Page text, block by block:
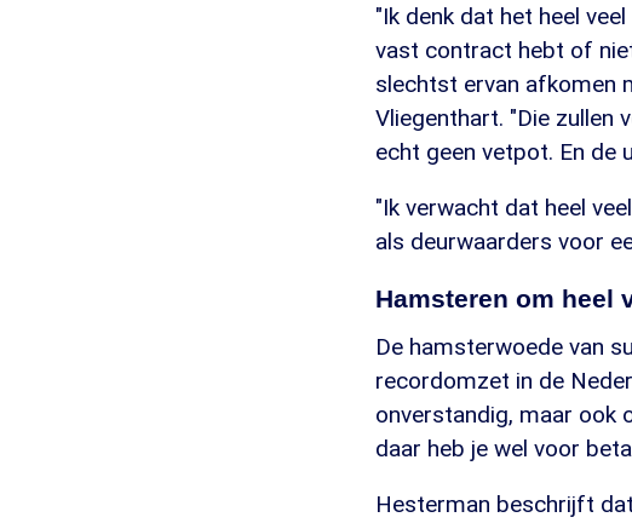
"Ik denk dat het heel
vast contract hebt of
slechtst ervan afkomen
Vliegenthart. "Die zullen
echt geen vetpot. En de
"Ik verwacht dat heel
als deurwaarders voor
Hamsteren om heel
De hamsterwoede van
recordomzet in de
onverstandig, maar ook
daar heb je wel voor
Hesterman beschrijft